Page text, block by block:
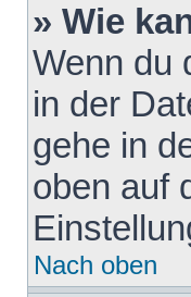
» Wie
Wenn du
in der
gehe in
oben auf
Nach oben